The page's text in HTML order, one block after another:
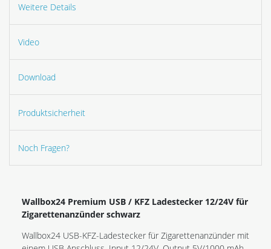
Weitere Details
Video
Download
Produktsicherheit
Noch Fragen?
Wallbox24 Premium USB / KFZ Ladestecker 12/24V für
Zigarettenanzünder schwarz
Wallbox24 USB-KFZ-Ladestecker für Zigarettenanzünder mit